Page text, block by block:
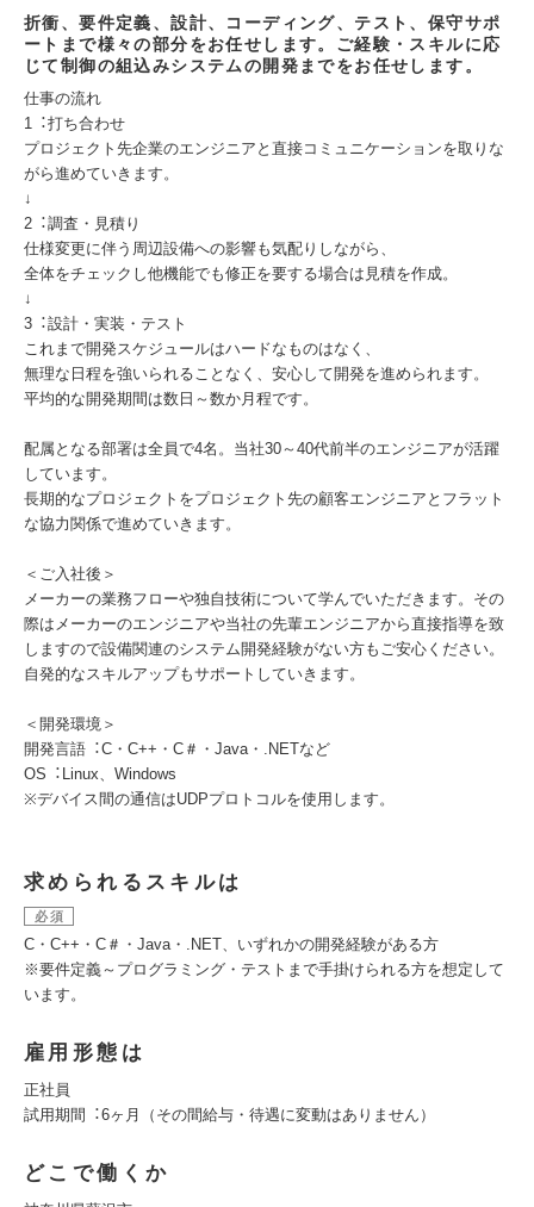
折衝、要件定義、設計、コーディング、テスト、保守サポ
ートまで様々の部分をお任せします。ご経験・スキルに応
じて制御の組込みシステムの開発までをお任せします。
仕事の流れ
1︓打ち合わせ
プロジェクト先企業のエンジニアと直接コミュニケーションを取りな
がら進めていきます。
↓
2︓調査・⾒積り
仕様変更に伴う周辺設備への影響も気配りしながら、
全体をチェックし他機能でも修正を要する場合は⾒積を作成。
↓
3︓設計・実装・テスト
これまで開発スケジュールはハードなものはなく、
無理な⽇程を強いられることなく、安⼼して開発を進められます。
平均的な開発期間は数⽇～数か月程です。
配属となる部署は全員で4名。当社30～40代前半のエンジニアが活躍
しています。
⻑期的なプロジェクトをプロジェクト先の顧客エンジニアとフラット
な協⼒関係で進めていきます。
＜ご入社後＞
メーカーの業務フローや独⾃技術について学んでいただきます。その
際はメーカーのエンジニアや当社の先輩エンジニアから直接指導を致
しますので設備関連のシステム開発経験がない⽅もご安⼼ください。
自発的なスキルアップもサポートしていきます。
＜開発環境＞
開発⾔語︓C・C++・C＃・Java・.NETなど
OS︓Linux、Windows
※デバイス間の通信はUDPプロトコルを使⽤します。
求められるスキルは
必須
C・C++・C＃・Java・.NET、いずれかの開発経験がある方
※要件定義～プログラミング・テストまで⼿掛けられる⽅を想定して
います。
雇用形態は
正社員
試⽤期間︓6ヶ⽉（その間給与・待遇に変動はありません）
どこで働くか